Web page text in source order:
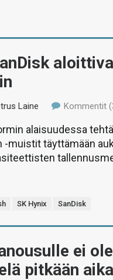
Laine Kommentit
alaisuudessa
-muistit täyttämään
SK Hynix SanDisk
ei
pitkään